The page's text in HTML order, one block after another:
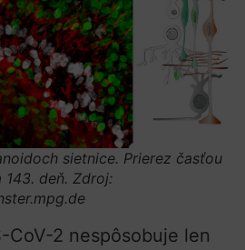
sietnice. Prierez časťou
deň. Zdroj:
CoV-2 nespôsobuje len